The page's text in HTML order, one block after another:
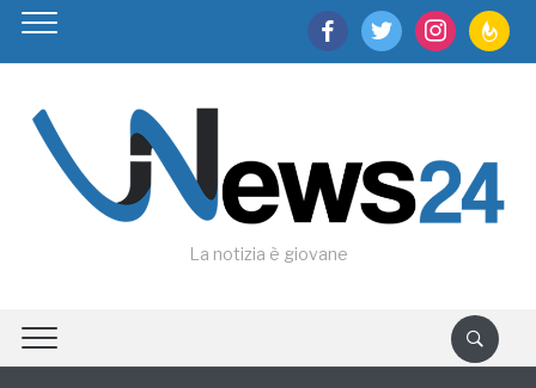
facebooktwitter instagram
La notizia è giovane